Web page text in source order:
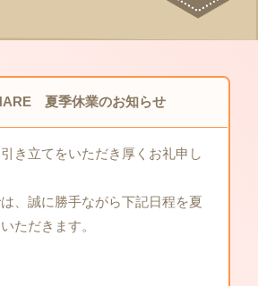
夏季休業のお知らせ
き立てをいただき厚くお礼申し
、誠に勝手ながら下記日程を夏
ただきます。